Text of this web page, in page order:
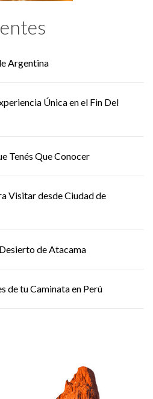
Argentina
Única en el Fin Del
Tenés Que Conocer
Visitar desde Ciudad de
de Atacama
de tu Caminata en Perú